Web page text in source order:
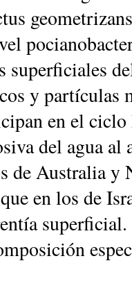
superficiales
y
en el
del agua
de Australia y
en los de